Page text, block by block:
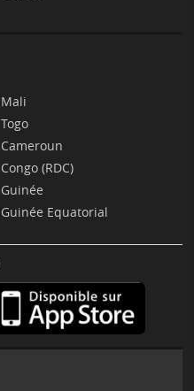
Mali
Togo
Cameroun
Congo (RDC)
Guinée
Guinée Equatorial